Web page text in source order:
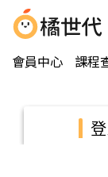
會員中心 課程